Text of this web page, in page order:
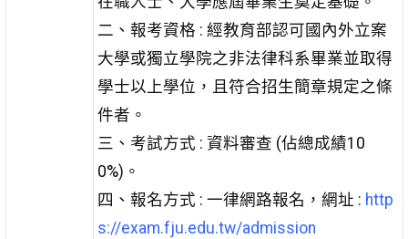
二、報考資格 : 經教育部認可國內外立案
大學或獨立學院之非法律科系畢業並取得
學士以上學位，且符合招生簡章規定之條
件者。
三、考試方式 : 資料審查 (佔總成績10
0%)。
四、報名方式 : 一律網路報名，網址 : http
s://exam.fju.edu.tw/admission